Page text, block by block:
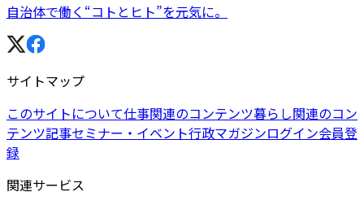
自治体で働く“コトとヒト”を元気に。
サイトマップ
このサイトについて仕事関連のコンテンツ暮らし関連のコン
テンツ記事セミナー・イベント行政マガジンログイン会員登
録
関連サービス